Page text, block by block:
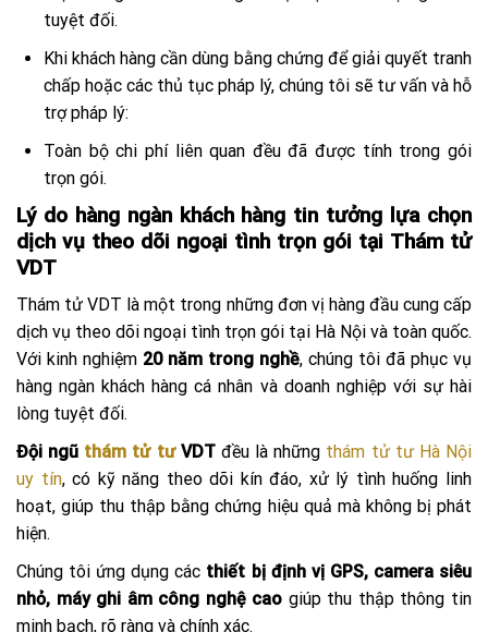
tuyệt đối.
Khi khách hàng cần dùng bằng chứng để giải quyết tranh
chấp hoặc các thủ tục pháp lý, chúng tôi sẽ tư vấn và hỗ
trợ pháp lý:
Toàn bộ chi phí liên quan đều đã được tính trong gói
trọn gói.
Lý do hàng ngàn khách hàng tin tưởng lựa chọn
dịch vụ theo dõi ngoại tình trọn gói tại Thám tử
VDT
Thám tử VDT là một trong những đơn vị hàng đầu cung cấp
dịch vụ theo dõi ngoại tình trọn gói tại Hà Nội và toàn quốc.
Với kinh nghiệm 20 năm trong nghề, chúng tôi đã phục vụ
hàng ngàn khách hàng cá nhân và doanh nghiệp với sự hài
lòng tuyệt đối.
Đội ngũ thám tử tưVDTđều là những thám tử tư Hà Nội
uy tín, có kỹ năng theo dõi kín đáo, xử lý tình huống linh
hoạt, giúp thu thập bằng chứng hiệu quả mà không bị phát
hiện.
Chúng tôi ứng dụng các thiết bị định vị GPS, camera siêu
nhỏ, máy ghi âm công nghệ cao giúp thu thập thông tin
minh bạch, rõ ràng và chính xác.